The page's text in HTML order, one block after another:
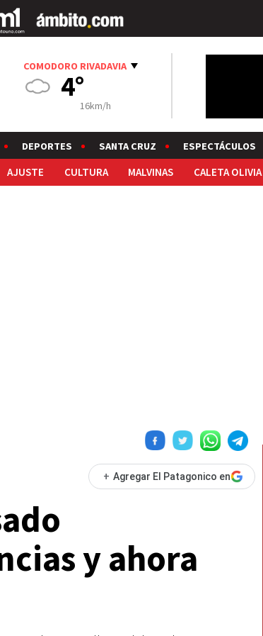
COMODORO RIVADAVIA
4°
16km/h
DEPORTES SANTA CRUZ ESPECTÁCULOS
AJUSTE CULTURA MALVINAS CALETA OLIVIA
+ Agregar El Patagonico en
y ahora